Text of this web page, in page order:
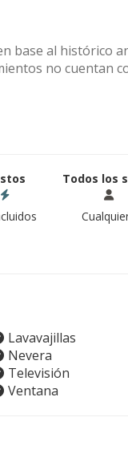
base al histórico
no cuentan
Todos los
Lavavajillas
Nevera
Televisión
Ventana